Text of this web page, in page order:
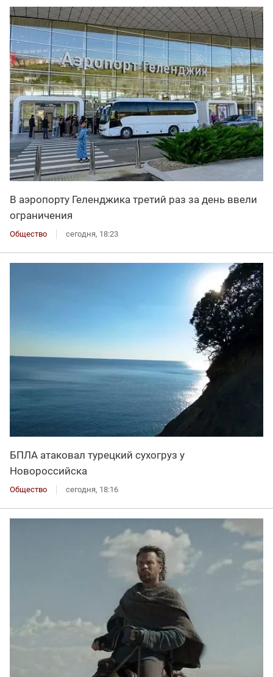
В аэропорту Геленджика третий раз за день ввели
ограничения
Общество сегодня, 18:23
БПЛА атаковал турецкий сухогруз у
Новороссийска
Общество сегодня, 18:16